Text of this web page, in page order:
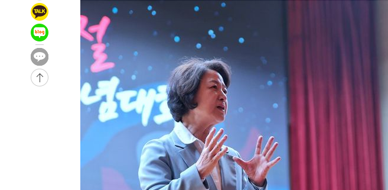
33초 전 >
[속보]'채상병 순직 책임' 임성근, 항소심도 징역 3년
2분 전 >[속보]종합특검, '관저이전 봐주기 감사' 유병호 구속기소
59분 전 >
민주 콩고 에볼라환자 4천명 돌파, 4053명 발생 1850명 사망
-24299초 전 >
"낮 기온 소폭 하락"…수도권 폭염중대경보, 폭염경보로 하향
-24263초 전 >
[속보]이 대통령, '호우피해' 안동·의성 관할 4개 면 특별재난지역
[단독]중수청 지원 검사들, 정원 초과 시 낮은 계급 임용…희망지 못
낮 최고 37도 찜통더위…곳곳 소나기·강원 많은 비[내일날씨]
SK하이닉스, 용인·청주 팹에 54조 투자…"AI 메모리 수요 선제 대
여자배구 이재영·이다영 자매, 아제르바이잔 투란VC 입단
외국인 심판 성 접대 7경기 들여다보니…한국 축구 '5승 2무'
[속보]코스닥, 2.86포인트(0.36%) 내린 798.81마감